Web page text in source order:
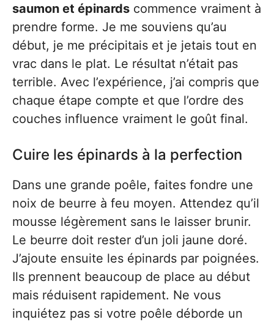
saumon et épinards commence vraiment à
prendre forme. Je me souviens qu’au
début, je me précipitais et je jetais tout en
vrac dans le plat. Le résultat n’était pas
terrible. Avec l’expérience, j’ai compris que
chaque étape compte et que l’ordre des
couches influence vraiment le goût final.
Cuire les épinards à la perfection
Dans une grande poêle, faites fondre une
noix de beurre à feu moyen. Attendez qu’il
mousse légèrement sans le laisser brunir.
Le beurre doit rester d’un joli jaune doré.
J’ajoute ensuite les épinards par poignées.
Ils prennent beaucoup de place au début
mais réduisent rapidement. Ne vous
inquiétez pas si votre poêle déborde un